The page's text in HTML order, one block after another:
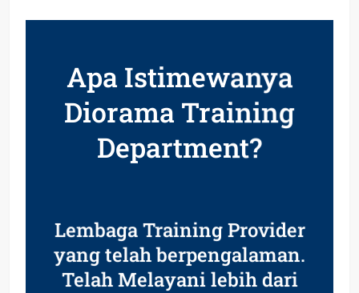
Apa Istimewanya
Diorama Training
Department?
Lembaga Training Provider
yang telah berpengalaman.
Telah Melayani lebih dari